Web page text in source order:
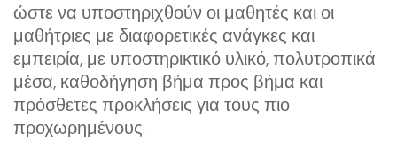
ώστε να υποστηριχθούν οι μαθητές και οι
μαθήτριες με διαφορετικές ανάγκες και
εμπειρία, με υποστηρικτικό υλικό, πολυτροπικά
μέσα, καθοδήγηση βήμα προς βήμα και
πρόσθετες προκλήσεις για τους πιο
προχωρημένους.